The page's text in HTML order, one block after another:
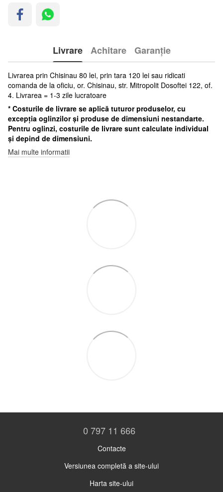
Livrare Achitare Garanție
Livrarea prin Chisinau 80 lei, prin tara 120 lei sau ridicati
comanda de la oficiu, or. Chisinau, str. Mitropolit Dosoftei 122, of.
4. Livrarea = 1-3 zile lucratoare
* Costurile de livrare se aplică tuturor produselor, cu
excepția oglinzilor și produse de dimensiuni nestandarte.
Pentru oglinzi, costurile de livrare sunt calculate individual
și depind de dimensiuni.
Mai multe informatii
0 797 11 666
Contacte
Versiunea completă a site-ului
Harta site-ului